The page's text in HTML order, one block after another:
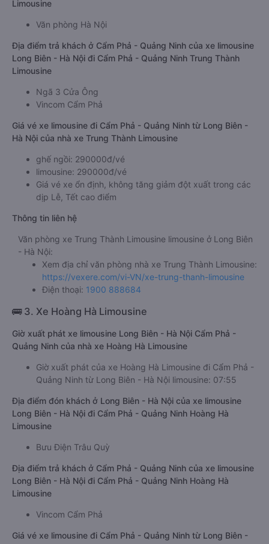
Limousine
Văn phòng Hà Nội
Địa điểm trả khách ở Cẩm Phả - Quảng Ninh của xe limousine
Long Biên - Hà Nội đi Cẩm Phả - Quảng Ninh Trung Thành
Limousine
Ngã 3 Cửa Ông
Vincom Cẩm Phả
Giá vé xe limousine đi Cẩm Phả - Quảng Ninh từ Long Biên -
Hà Nội của nhà xe Trung Thành Limousine
ghế ngồi: 290000đ/vé
limousine: 290000đ/vé
Giá vé xe ổn định, không tăng giảm đột xuất trong các
dịp Lễ, Tết cao điểm
Thông tin liên hệ
Văn phòng xe Trung Thành Limousine limousine ở Long Biên
- Hà Nội:
Xem địa chỉ văn phòng nhà xe Trung Thành Limousine:
https://vexere.com/vi-VN/xe-trung-thanh-limousine
Điện thoại: 1900 888684
🚌 3. Xe Hoàng Hà Limousine
Giờ xuất phát xe limousine Long Biên - Hà Nội Cẩm Phả -
Quảng Ninh của nhà xe Hoàng Hà Limousine
Giờ xuất phát của xe Hoàng Hà Limousine đi Cẩm Phả -
Quảng Ninh từ Long Biên - Hà Nội limousine: 07:55
Địa điểm đón khách ở Long Biên - Hà Nội của xe limousine
Long Biên - Hà Nội đi Cẩm Phả - Quảng Ninh Hoàng Hà
Limousine
Bưu Điện Trâu Quỳ
Địa điểm trả khách ở Cẩm Phả - Quảng Ninh của xe limousine
Long Biên - Hà Nội đi Cẩm Phả - Quảng Ninh Hoàng Hà
Limousine
Vincom Cẩm Phả
Giá vé xe limousine đi Cẩm Phả - Quảng Ninh từ Long Biên -